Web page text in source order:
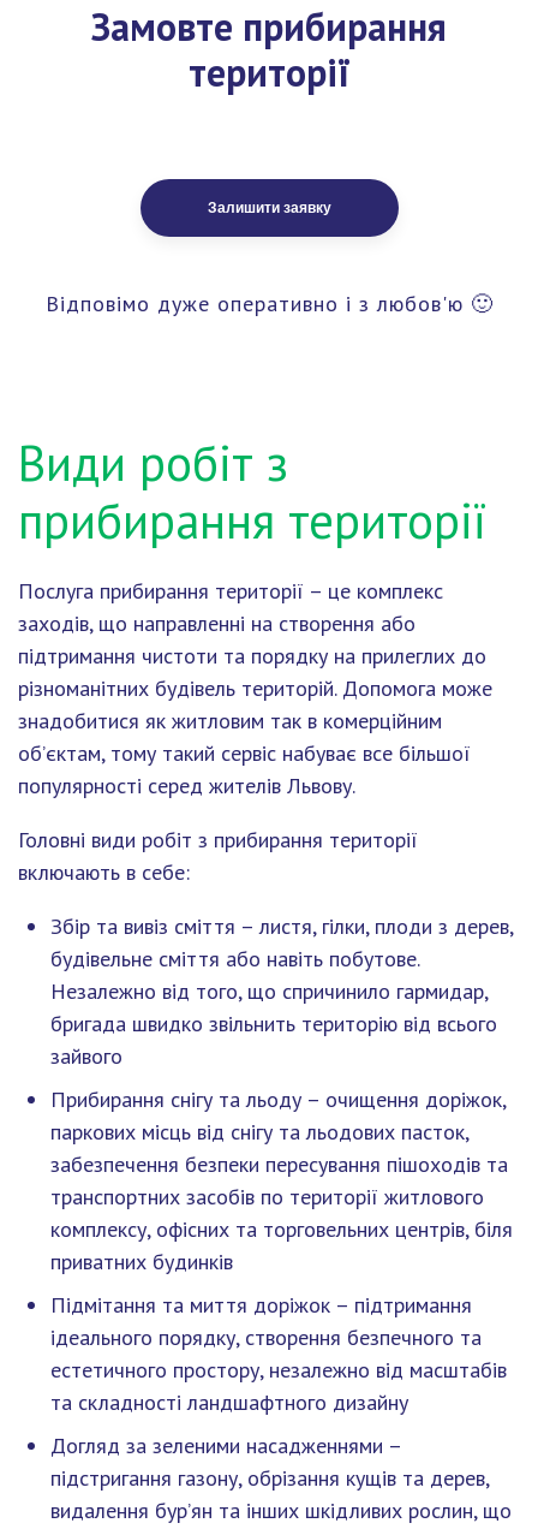
Замовте прибирання
території
Залишити заявку
Відповімо дуже оперативно і з любов'ю 🙂
Види робіт з
прибирання території
Послуга прибирання території – це комплекс
заходів, що направленні на створення або
підтримання чистоти та порядку на прилеглих до
різноманітних будівель територій. Допомога може
знадобитися як житловим так в комерційним
об’єктам, тому такий сервіс набуває все більшої
популярності серед жителів Львову.
Головні види робіт з прибирання території
включають в себе:
Збір та вивіз сміття – листя, гілки, плоди з дерев,
будівельне сміття або навіть побутове.
Незалежно від того, що спричинило гармидар,
бригада швидко звільнить територію від всього
зайвого
Прибирання снігу та льоду – очищення доріжок,
паркових місць від снігу та льодових пасток,
забезпечення безпеки пересування пішоходів та
транспортних засобів по території житлового
комплексу, офісних та торговельних центрів, біля
приватних будинків
Підмітання та миття доріжок – підтримання
ідеального порядку, створення безпечного та
естетичного простору, незалежно від масштабів
та складності ландшафтного дизайну
Догляд за зеленими насадженнями –
підстригання газону, обрізання кущів та дерев,
видалення бур’ян та інших шкідливих рослин, що